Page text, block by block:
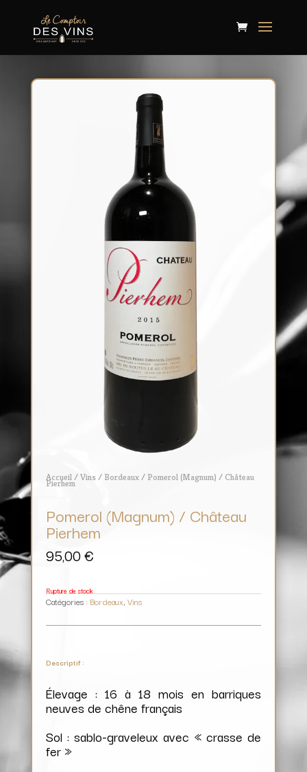
Accueil/Vins/ Bordeaux/ Pomerol (Magnum) / Château
Pierhem
Pomerol (Magnum) / Château
Pierhem
95,00€
Rupture de stock
Catégories : Bordeaux, Vins
Descriptif :
Élevage : 16 à 18 mois en barriques
neuves de chêne français
Sol : sablo-graveleux avec « crasse de
fer »